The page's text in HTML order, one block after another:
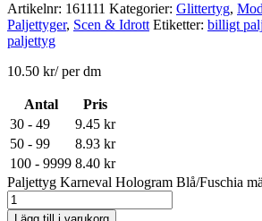
Artikelnr: 161111 Kategorier: Glittertyg,
Paljettyger, Scen & Idrott Etiketter: billigt
paljettyg
10.50 kr/ per dm
Antal
Pris
30 - 49
9.45 kr
50 - 99
8.93 kr
100 - 9999 8.40 kr
Paljettyg Karneval Hologram Blå/Fuschia